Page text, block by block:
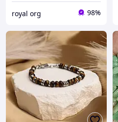
royal org 98%